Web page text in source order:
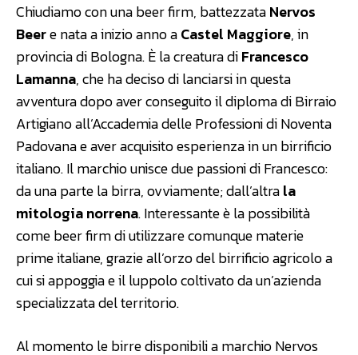
Chiudiamo con una beer firm, battezzataNervos
Beere nata a inizio anno aCastel Maggiore, in
provincia di Bologna. È la creatura diFrancesco
Lamanna, che ha deciso di lanciarsi in questa
avventura dopo aver conseguito il diploma di Birraio
Artigiano all’Accademia delle Professioni di Noventa
Padovana e aver acquisito esperienza in un birrificio
italiano. Il marchio unisce due passioni di Francesco:
da una parte la birra, ovviamente; dall’altrala
mitologia norrena. Interessante è la possibilità
come beer firm di utilizzare comunque materie
prime italiane, grazie all’orzo del birrificio agricolo a
cui si appoggia e il luppolo coltivato da un’azienda
specializzata del territorio.
Al momento le birre disponibili a marchio Nervos